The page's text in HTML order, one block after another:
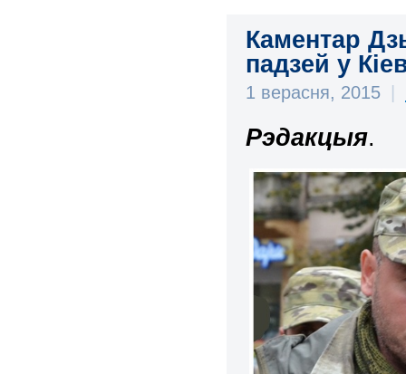
Каментар
падзей у
1 верасня, 2015
Рэдакцыя.